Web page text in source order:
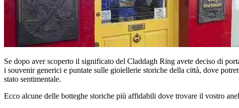
Se dopo aver scoperto il significato del Claddagh Ring avete deciso di
i souvenir generici e puntate sulle gioiellerie storiche della città, dove
stato sentimentale.
Ecco alcune delle botteghe storiche più affidabili dove trovare il vostro